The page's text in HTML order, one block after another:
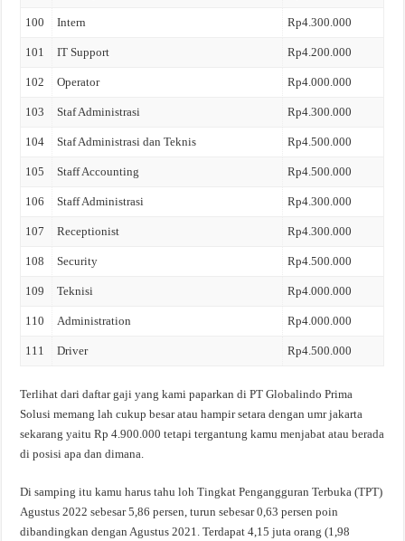
100 Intern Rp4.300.000
101 IT Support Rp4.200.000
102 Operator Rp4.000.000
103 Staf Administrasi Rp4.300.000
104 Staf Administrasi dan Teknis Rp4.500.000
105 Staff Accounting Rp4.500.000
106 Staff Administrasi Rp4.300.000
107 Receptionist Rp4.300.000
108 Security Rp4.500.000
109 Teknisi Rp4.000.000
110 Administration Rp4.000.000
111 Driver Rp4.500.000
Terlihat dari daftar gaji yang kami paparkan di PT Globalindo Prima
Solusi memang lah cukup besar atau hampir setara dengan umr jakarta
sekarang yaitu Rp 4.900.000 tetapi tergantung kamu menjabat atau berada
di posisi apa dan dimana.
Di samping itu kamu harus tahu loh Tingkat Pengangguran Terbuka (TPT)
Agustus 2022 sebesar 5,86 persen, turun sebesar 0,63 persen poin
dibandingkan dengan Agustus 2021. Terdapat 4,15 juta orang (1,98